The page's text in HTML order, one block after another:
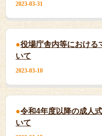
2023-03-31
役場庁舎内等における
いて
2023-03-10
令和4年度以降の成人
いて